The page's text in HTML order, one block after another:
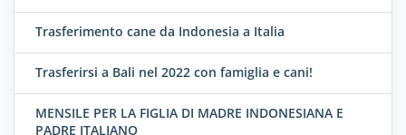
Trasferimento cane da Indonesia a Italia
Trasferirsi a Bali nel 2022 con famiglia e cani!
MENSILE PER LA FIGLIA DI MADRE INDONESIANA E
PADRE ITALIANO